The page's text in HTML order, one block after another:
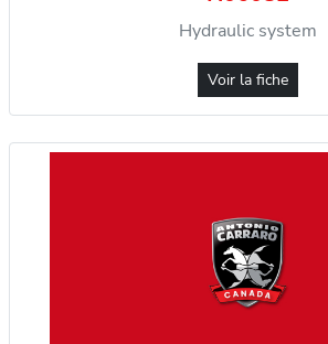
Hydraulic system
Voir la fiche